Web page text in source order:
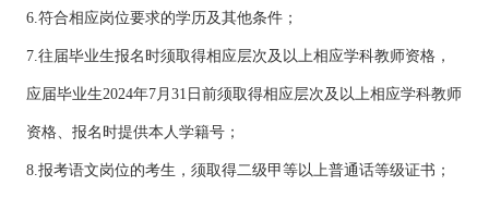
6.符合相应岗位要求的学历及其他条件；
7.往届毕业生报名时须取得相应层次及以上相应学科教师资格，
应届毕业生2024年7月31日前须取得相应层次及以上相应学科教师
资格、报名时提供本人学籍号；
8.报考语文岗位的考生，须取得二级甲等以上普通话等级证书；